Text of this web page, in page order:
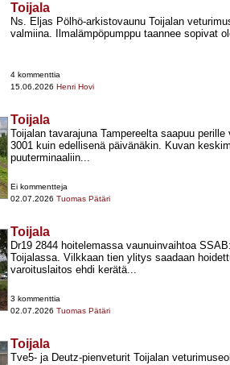
Toijala
Ns. Eljas Pölhö-​arkistovaunu Toijalan
valmiina. Ilmalämpöpumppu taannee sopivat
4 kommenttia
15.06.2026 Henri Hovi
Toijala
Toijalan tavarajuna Tampereelta saapuu
3001 kuin edellisenä päivänäkin. Kuvan
puuterminaaliin...
Ei kommentteja
02.07.2026 Tuomas Pätäri
Toijala
Dr19 2844 hoitelemassa vaunuinvaihtoa
Toijalassa. Vilkkaan tien ylitys saadaan
varoituslaitos ehdi kerätä...
3 kommenttia
02.07.2026 Tuomas Pätäri
Toijala
Tve5-​ ja Deutz-​pienveturit Toijalan